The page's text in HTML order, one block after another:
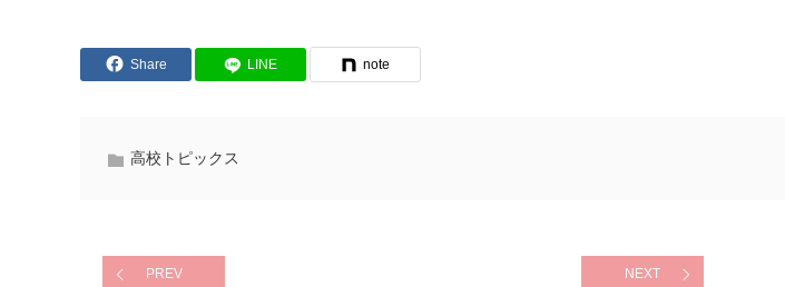
Share LINE note
高校トピックス
PREV NEXT